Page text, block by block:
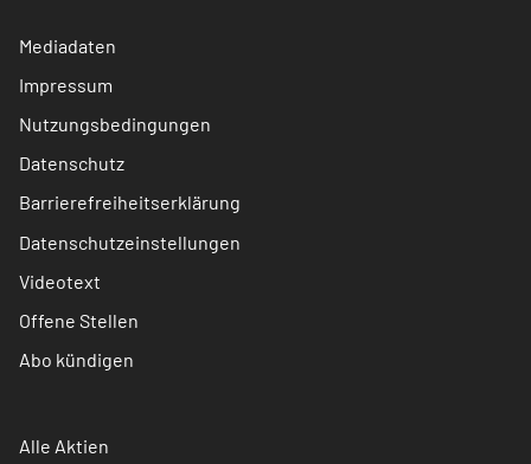
Mediadaten
Impressum
Nutzungsbedingungen
Datenschutz
Barrierefreiheitserklärung
Datenschutzeinstellungen
Videotext
Offene Stellen
Abo kündigen
Alle Aktien